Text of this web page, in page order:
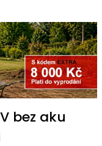
bez aku